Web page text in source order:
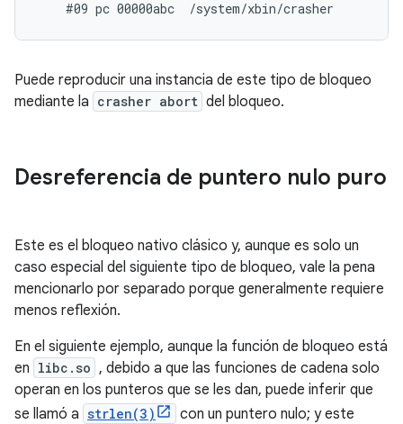
Puede reproducir una instancia de este tipo de bloqueo
mediante la crasher abort del bloqueo.
Desreferencia de puntero nulo puro
Este es el bloqueo nativo clásico y, aunque es solo un
caso especial del siguiente tipo de bloqueo, vale la pena
mencionarlo por separado porque generalmente requiere
menos reflexión.
En el siguiente ejemplo, aunque la función de bloqueo está
en libc.so , debido a que las funciones de cadena solo
operan en los punteros que se les dan, puede inferir que
se llamó a strlen(3)
con un puntero nulo; y este